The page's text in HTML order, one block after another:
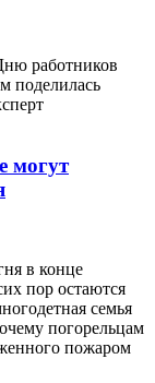
работников
поделилась
могут
в конце
пор остаются
семья
погорельцам
пожаром